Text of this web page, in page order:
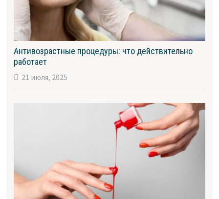
Антивозрастные процедуры: что действительно
работает
21 июля, 2025